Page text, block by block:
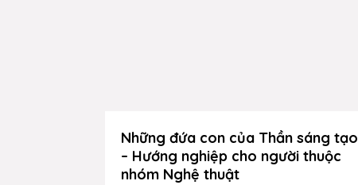
Những đứa con của Thần sáng tạo
– Hướng nghiệp cho người thuộc
nhóm Nghệ thuật